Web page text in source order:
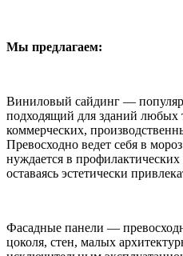
Мы предлагаем:
Виниловый сайдинг —
подходящий для зданий любых
коммерческих,
Превосходно ведет себя в
нуждается в
оставаясь эстетически
Фасадные панели —
цоколя, стен, малых